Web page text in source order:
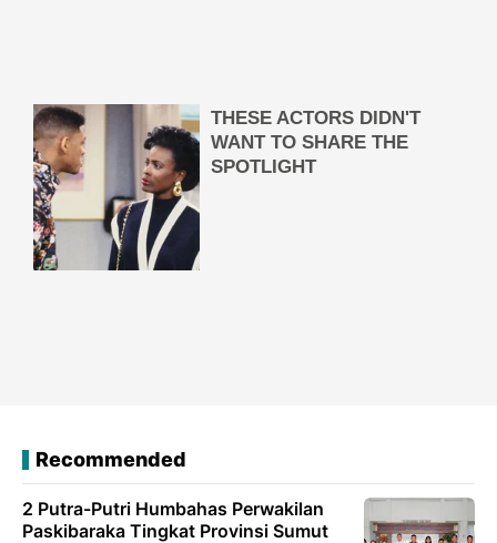
Recommended
2 Putra-Putri Humbahas Perwakilan
Paskibaraka Tingkat Provinsi Sumut